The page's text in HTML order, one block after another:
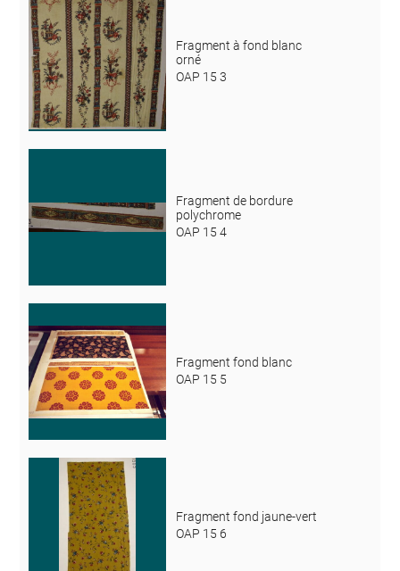
Fragment à fond blanc
orné
OAP 15 3
Fragment de bordure
polychrome
OAP 15 4
Fragment fond blanc
OAP 15 5
Fragment fond jaune-vert
OAP 15 6